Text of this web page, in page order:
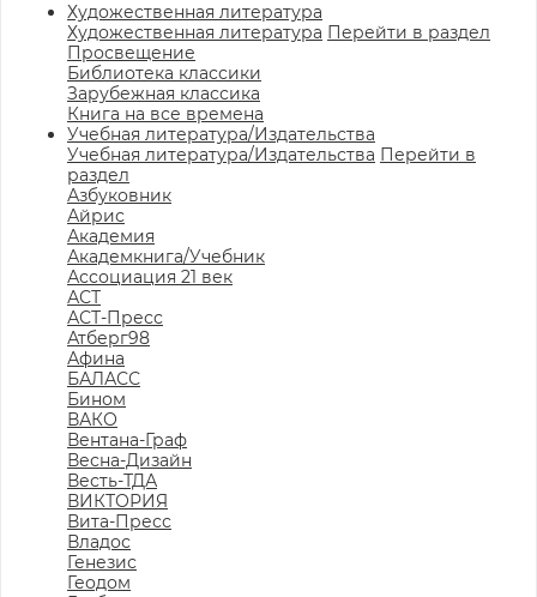
Художественная литература
Художественная литература Перейти в раздел
Просвещение
Библиотека классики
Зарубежная классика
Книга на все времена
Учебная литература/Издательства
Учебная литература/Издательства Перейти в
раздел
Азбуковник
Айрис
Академия
Академкнига/Учебник
Ассоциация 21 век
АСТ
АСТ-Пресс
Атберг98
Афина
БАЛАСС
Бином
ВАКО
Вентана-Граф
Весна-Дизайн
Весть-ТДА
ВИКТОРИЯ
Вита-Пресс
Владос
Генезис
Геодом